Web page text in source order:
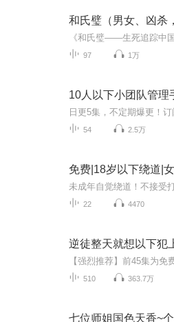
和氏璧（男女、凶杀
97 1万
10人以下小团队管理
54 2.5万
免费|18岁以下绕道|
22 4470
逆徒整天就想以下犯
510 363.7万